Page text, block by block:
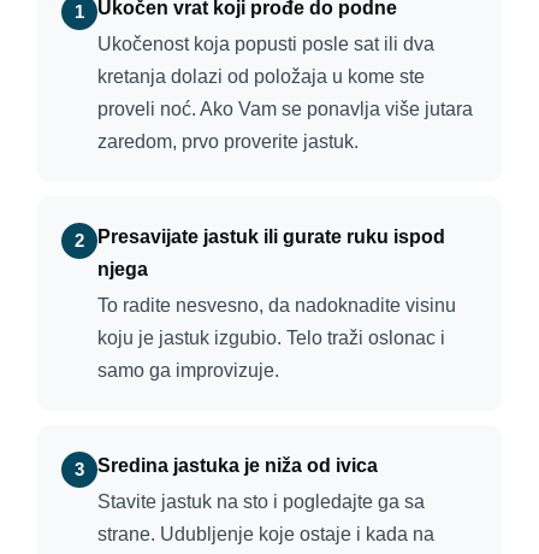
1
Ukočen vrat koji prođe do podne
Ukočenost koja popusti posle sat ili dva
kretanja dolazi od položaja u kome ste
proveli noć. Ako Vam se ponavlja više jutara
zaredom, prvo proverite jastuk.
2
Presavijate jastuk ili gurate ruku ispod
njega
To radite nesvesno, da nadoknadite visinu
koju je jastuk izgubio. Telo traži oslonac i
samo ga improvizuje.
3
Sredina jastuka je niža od ivica
Stavite jastuk na sto i pogledajte ga sa
strane. Udubljenje koje ostaje i kada na